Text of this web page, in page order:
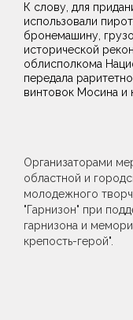
К слову, для
использовали
бронемашину,
исторической
облисполкома
передала
винтовок Мосина и
Организаторами
областной и
молодежного
"Гарнизон" при
гарнизона и
крепость-герой".